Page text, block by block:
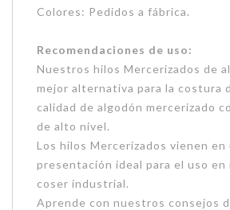
Colores: Pedidos a fábrica.
Recomendaciones de uso:
Nuestros hilos Mercerizados de
mejor alternativa para la costura
calidad de algodón mercerizado
de alto nivel.
Los hilos Mercerizados vienen en
presentación ideal para el uso en
coser industrial.
Aprende con nuestros consejos